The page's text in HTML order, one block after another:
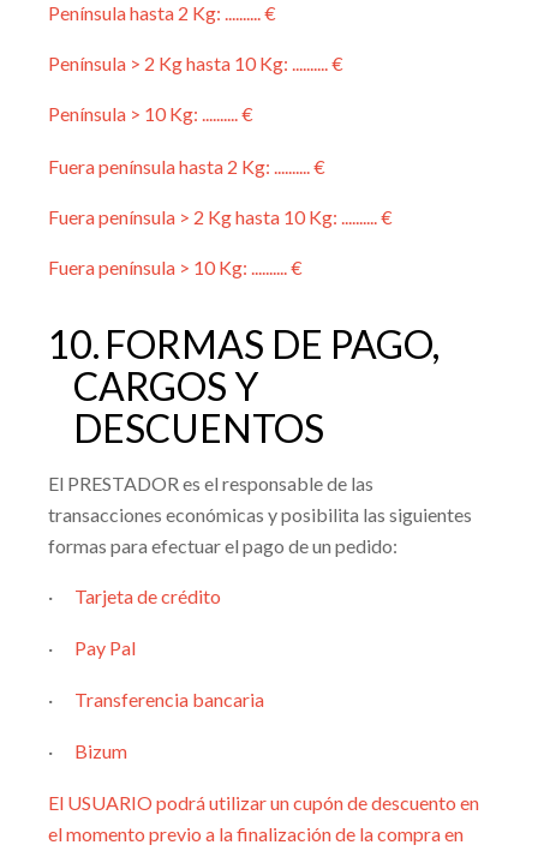
Península hasta 2 Kg: .......... €
Península > 2 Kg hasta 10 Kg: .......... €
Península > 10 Kg: .......... €
Fuera península hasta 2 Kg: .......... €
Fuera península > 2 Kg hasta 10 Kg: .......... €
Fuera península > 10 Kg: .......... €
10. FORMAS DE PAGO,
CARGOS Y
DESCUENTOS
El PRESTADOR es el responsable de las
transacciones económicas y posibilita las siguientes
formas para efectuar el pago de un pedido:
· Tarjeta de crédito
· Pay Pal
· Transferencia bancaria
· Bizum
El USUARIO podrá utilizar un cupón de descuento en
el momento previo a la finalización de la compra en